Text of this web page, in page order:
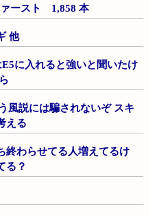
ースト 1,858 本
他
に入れると強いと聞いたけ
風説には騙されないぞ スキ
える
終わらせてる人増えてるけ
る？